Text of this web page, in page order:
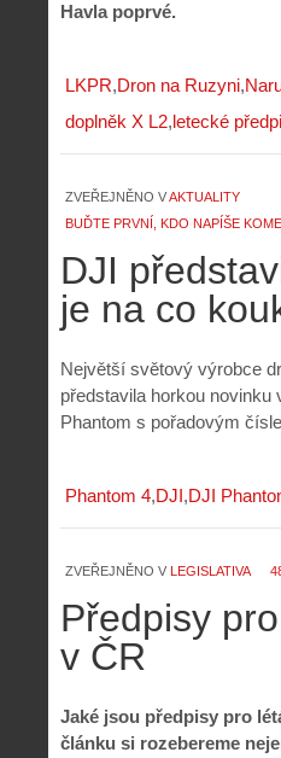
Havla poprvé.
LKPR Dron na Ruzyni
doplněk X L2 letecké
ZVEŘEJNĚNO VAKTUALITY
BUĎTE PRVNÍ, KDO NAPÍŠE
DJI
je na co
Největší světový výrobce
představila horkou novinku
Phantom s pořadovým
Phantom 4 DJI DJI
ZVEŘEJNĚNO V LEGISLATIVA
Předpisy
v ČR
Jaké jsou předpisy pro
článku si rozebereme